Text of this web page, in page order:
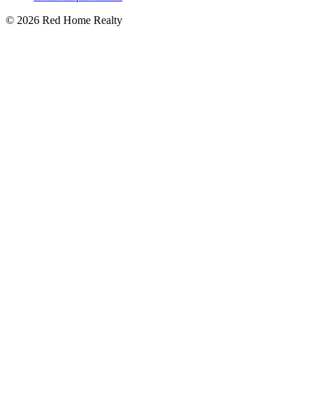
© 2026 Red Home Realty